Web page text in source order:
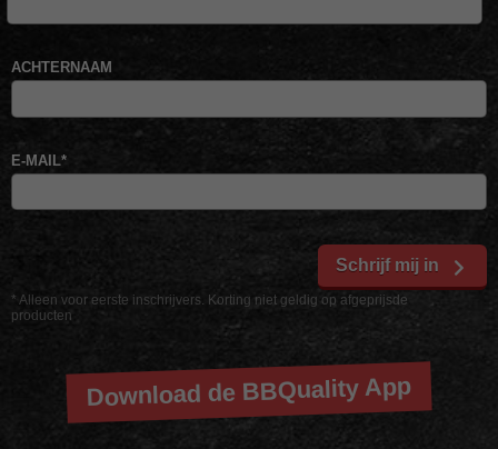
* Alleen voor eerste inschrijvers. Korting niet geldig op afgeprijsde
producten
ACHTERNAAM
E-MAIL*
Schrijf mij in
Download de BBQuality App